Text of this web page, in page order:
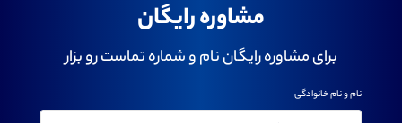
مشاوره رایگان
برای مشاوره رایگان نام و شماره تماست رو بزار
نام و نام خانوادگی